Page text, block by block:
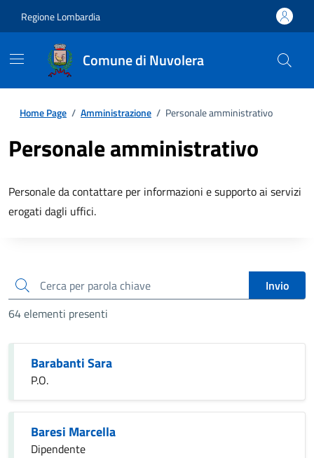
Regione Lombardia
Comune di Nuvolera
Home Page / Amministrazione / Personale amministrativo
Personale amministrativo
Personale da contattare per informazioni e supporto ai servizi
erogati dagli uffici.
cerca
Invio
64 elementi presenti
Barabanti Sara
P.O.
Baresi Marcella
Dipendente